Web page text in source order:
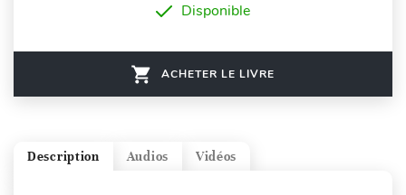
Disponible
ACHETER LE LIVRE
Vidéos
Audios
Description